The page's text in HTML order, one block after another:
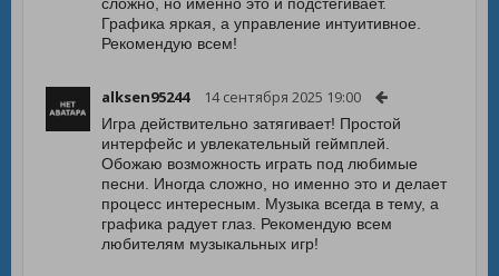
Графика яркая, а управление интуитивное.
Рекомендую всем!
alksen95244 14 сентября 2025 19:00
Игра действительно затягивает! Простой
интерфейс и увлекательный геймплей.
Обожаю возможность играть под любимые
песни. Иногда сложно, но именно это и делает
процесс интересным. Музыка всегда в тему, а
графика радует глаз. Рекомендую всем
любителям музыкальных игр!